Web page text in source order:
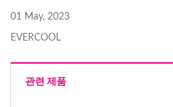
01 May, 2023
EVERCOOL
관련 제품